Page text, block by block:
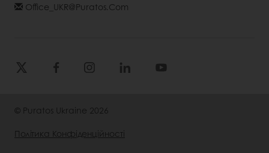
Office_UKR@puratos.com
© Puratos Ukraine 2026
Політика Конфіденційності